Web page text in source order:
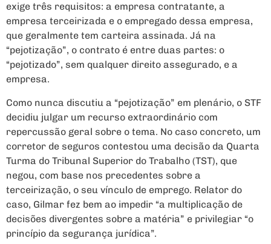
exige três requisitos: a empresa contratante, a
empresa terceirizada e o empregado dessa empresa,
que geralmente tem carteira assinada. Já na
“pejotização”, o contrato é entre duas partes: o
“pejotizado”, sem qualquer direito assegurado, e a
empresa.
Como nunca discutiu a “pejotização” em plenário, o STF
decidiu julgar um recurso extraordinário com
repercussão geral sobre o tema. No caso concreto, um
corretor de seguros contestou uma decisão da Quarta
Turma do Tribunal Superior do Trabalho (TST), que
negou, com base nos precedentes sobre a
terceirização, o seu vínculo de emprego. Relator do
caso, Gilmar fez bem ao impedir “a multiplicação de
decisões divergentes sobre a matéria” e privilegiar “o
princípio da segurança jurídica”.